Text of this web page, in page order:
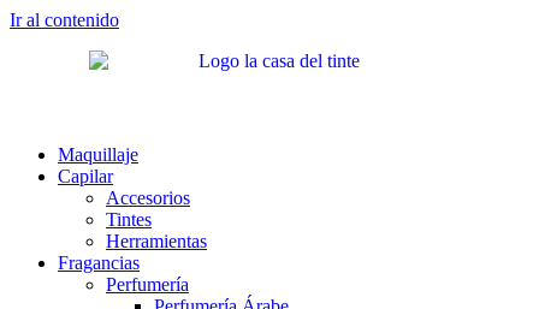
Ir al contenido
Maquillaje
Capilar
Accesorios
Tintes
Herramientas
Fragancias
Perfumería